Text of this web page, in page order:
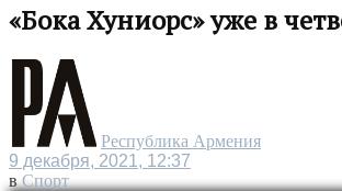
«Бока Хуниорс» уже в
Республика Армения
9 декабря, 2021, 12:37
в Спорт